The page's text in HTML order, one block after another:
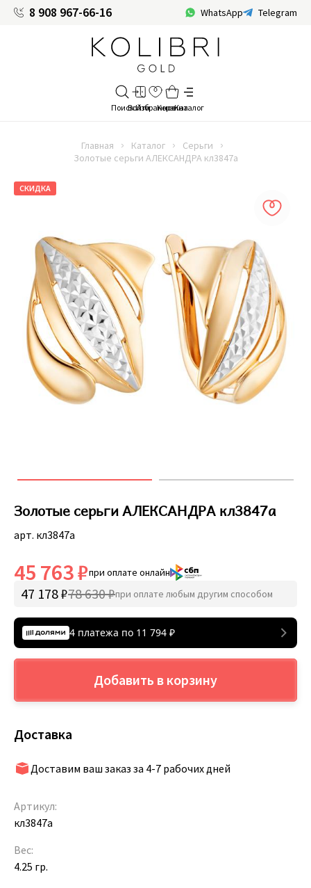
8 908 967-66-16 WhatsApp Telegram
Главная Каталог
Серьги
Золотые серьги АЛЕКСАНДРА кл3847а
СКИДКА
Золотые серьги АЛЕКСАНДРА кл3847а
арт. кл3847а
45 763 ₽при оплате онлайн
47 178 ₽78 630 ₽при оплате любым другим способом
4 платежа по 11 794 ₽
Добавить в корзину
Доставка
Доставим ваш заказ за 4-7 рабочих дней
Артикул:
кл3847а
Вес:
4.25 гр.